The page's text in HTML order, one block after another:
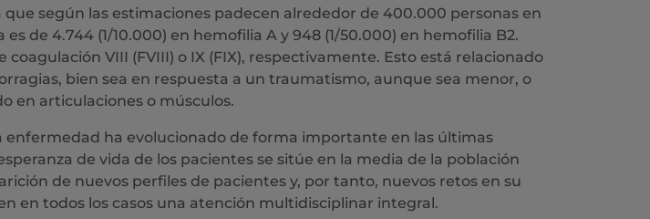
según las estimaciones padecen alrededor de 400.000 personas en
de 4.744 (1/10.000) en hemofilia A y 948 (1/50.000) en hemofilia B2.
VIII (FVIII) o IX (FIX), respectivamente. Esto está relacionado
bien sea en respuesta a un traumatismo, aunque sea menor, o
en articulaciones o músculos.
ha evolucionado de forma importante en las últimas
de vida de los pacientes se sitúe en la media de la población
de nuevos perfiles de pacientes y, por tanto, nuevos retos en su
en todos los casos una atención multidisciplinar integral.